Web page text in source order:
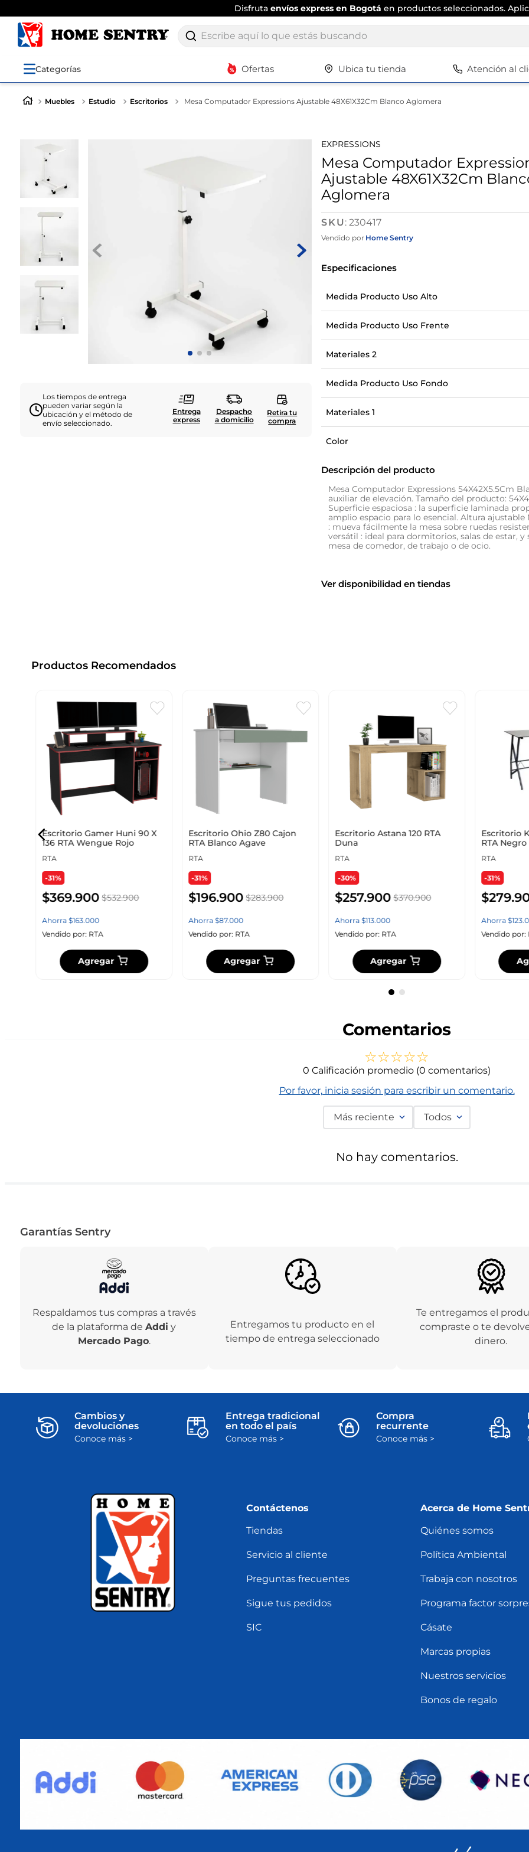
Disfruta envíos express en Bogotá en productos seleccionados.
Escribe aquí lo que estás buscando
Categorías Ofertas Ubica tu tienda Atención al
Muebles Estudio Escritorios Mesa Computador Expressions Ajustable 48X61X32Cm Blanco Aglomera
Los tiempos de entrega
pueden variar según la
ubicación y el método de
envío seleccionado.
Entrega
express
Despacho
a domicilio
Retira tu
compra
EXPRESSIONS
Mesa Computador
Ajustable 48X61X32Cm
Aglomera
:230417
Vendido por Home Sentry
Especificaciones
Medida Producto Uso Alto
Medida Producto Uso Frente
Materiales 2
Medida Producto Uso Fondo
Materiales 1
Color
Descripción del producto
Mesa Computador Expressions 54X42X5.5Cm
auxiliar de elevación. Tamaño del producto:
Superficie espaciosa : la superficie laminada
amplio espacio para lo esencial. Altura ajustable
: mueva fácilmente la mesa sobre ruedas
versátil : ideal para dormitorios, salas de estar, y
mesa de comedor, de trabajo o de ocio.
Ver disponibilidad en tiendas
Productos Recomendados
Escritorio Gamer Huni 90 X
136 RTA Wengue Rojo
RTA
-31%
$369.900 $532.900
Ahorra$163.000
Vendido por: RTA
Agregar
Escritorio Ohio Z80 Cajon
RTA Blanco Agave
RTA
-31%
$196.900 $283.900
Ahorra$87.000
Vendido por: RTA
Agregar
Escritorio Astana 120 RTA
Duna
RTA
-30%
$257.900 $370.900
Ahorra$113.000
Vendido por: RTA
Agregar
Escritorio
RTA Negro
RTA
-31%
$279.
Ahorra $123.
Vendido por:
Comentarios
☆☆☆☆☆
0 Calificación promedio (0 comentarios)
Por favor, inicia sesión para escribir un comentario.
Más reciente Todos
No hay comentarios.
Garantías Sentry
Respaldamos tus compras a través
de la plataforma deAddi y
Mercado Pago.
Entregamos tu producto en el
tiempo de entrega seleccionado
Te entregamos el
compraste o te
dinero.
Cambios y
devoluciones
Conoce más >
Entrega tradicional
en todo el país
Conoce más >
Compra
recurrente
Conoce más >
Contáctenos
Tiendas
Servicio al cliente
Preguntas frecuentes
Sigue tus pedidos
SIC
Acerca de Home
Quiénes somos
Política Ambiental
Trabaja con nosotros
Programa factor
Cásate
Marcas propias
Nuestros servicios
Bonos de regalo
Términos más buscados
silla
closet
espejo
vajillas
zapatero
.